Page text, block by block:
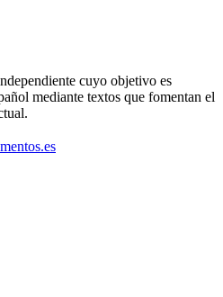
cuyo objetivo es
mediante textos que fomentan el